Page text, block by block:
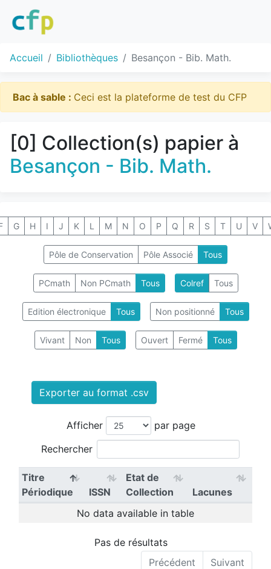
Accueil Bibliothèques Besançon - Bib. Math.
Bac à sable : Ceci est la plateforme de test du CFP
[0] Collection(s) papier à
Besançon - Bib. Math.
G H I J K L M N O P Q R S T U V
Pôle de Conservation Pôle Associé Tous
PCmath Non PCmath Tous Colref Tous
Edition électronique Tous Non positionné Tous
Vivant Non Tous Ouvert Fermé Tous
Exporter au format .csv
Afficher
par page
Rechercher
Titre
Périodique
ISSN
Etat de
Collection
Lacunes
No data available in table
Pas de résultats
Précédent
Suivant